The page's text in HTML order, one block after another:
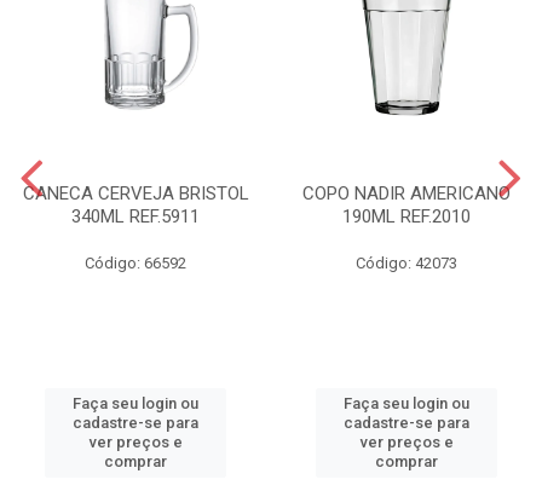
CANECA CERVEJA BRISTOL
340ML REF.5911
Código: 66592
Faça seu login ou
cadastre-se para
ver preços e
comprar
COPO NADIR AMERICANO
190ML REF.2010
Código: 42073
Faça seu login ou
cadastre-se para
ver preços e
comprar